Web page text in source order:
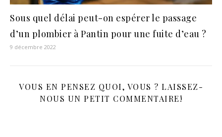
Sous quel délai peut-on espérer le passage
d’un plombier à Pantin pour une fuite d’eau ?
9 décembre 2022
VOUS EN PENSEZ QUOI, VOUS ? LAISSEZ-
NOUS UN PETIT COMMENTAIRE!